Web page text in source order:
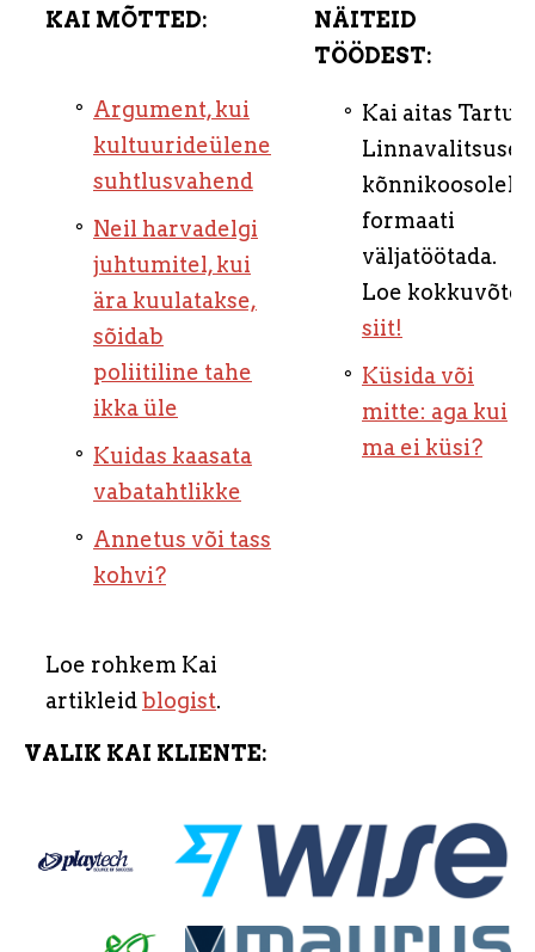
KAI MÕTTED:
Argument, kui
kultuurideülene
suhtlusvahend
Neil harvadelgi
juhtumitel, kui
ära kuulatakse,
sõidab
poliitiline tahe
ikka üle
Kuidas kaasata
vabatahtlikke
Annetus või tass
kohvi?
Loe rohkem Kai
artikleidblogist.
NÄITEID
TÖÖDEST:
Kai aitas Tartu
Linnavalitsusel
kõnnikoosoleku
formaati
väljatöötada.
Loe kokkuvõtet
siit!
Küsida või
mitte: aga kui
ma ei küsi?
VALIK KAI KLIENTE: